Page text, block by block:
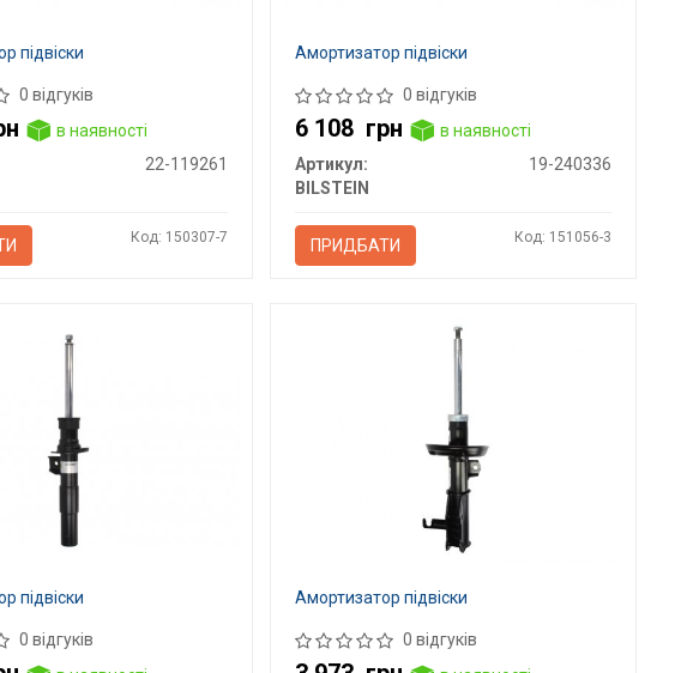
підвіски
0 відгуків
в наявності
22-119261
Код: 150307-7
Амортизатор підвіски
0 відгуків
6 108 грн
в наявності
Артикул:
19-240336
BILSTEIN
ПРИДБАТИ Код: 151056-3
підвіски
0 відгуків
Амортизатор підвіски
0 відгуків